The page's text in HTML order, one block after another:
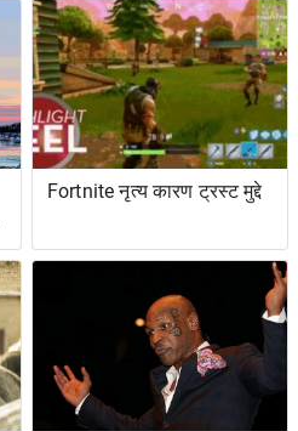
इट्स ग्रेटेस्ट रेस्ट्यूडिएशन
Fortnite नृत्य कारण ट्रस्ट मुद्दे